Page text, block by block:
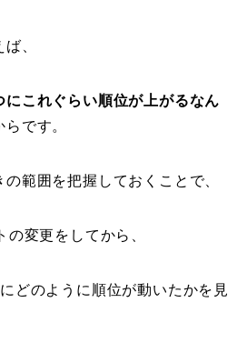
、
にこれぐらい順位が上がるなん
らです。
範囲を把握しておくことで、
変更をしてから、
にどのように順位が動いたかを見